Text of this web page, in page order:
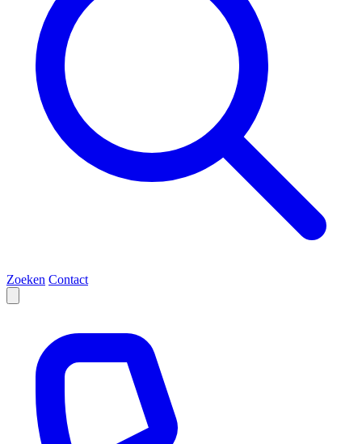
Zoeken Contact